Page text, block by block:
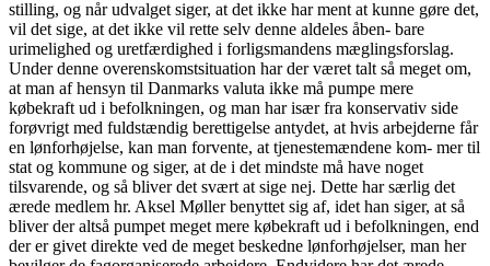
stilling, og når udvalget siger, at det ikke har ment at kunne gøre det,
vil det sige, at det ikke vil rette selv denne aldeles åben- bare
urimelighed og uretfærdighed i forligsmandens mæglingsforslag.
Under denne overenskomstsituation har der været talt så meget om,
at man af hensyn til Danmarks valuta ikke må pumpe mere
købekraft ud i befolkningen, og man har især fra konservativ side
forøvrigt med fuldstændig berettigelse antydet, at hvis arbejderne får
en lønforhøjelse, kan man forvente, at tjenestemændene kom- mer til
stat og kommune og siger, at de i det mindste må have noget
tilsvarende, og så bliver det svært at sige nej. Dette har særlig det
ærede medlem hr. Aksel Møller benyttet sig af, idet han siger, at så
bliver der altså pumpet meget mere købekraft ud i befolkningen, end
der er givet direkte ved de meget beskedne lønforhøjelser, man her